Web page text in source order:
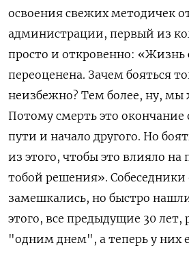
освоения свежих методичек
администрации, первый из
просто и откровенно: «Жизнь
переоценена. Зачем бояться
неизбежно? Тем более, ну, мы
Потому смерть это окончание
пути и начало другого. Но
из этого, чтобы это влияло
тобой решения». Собеседники
замешкались, но быстро
этого, все предыдущие 30
"одним днем", а теперь у них